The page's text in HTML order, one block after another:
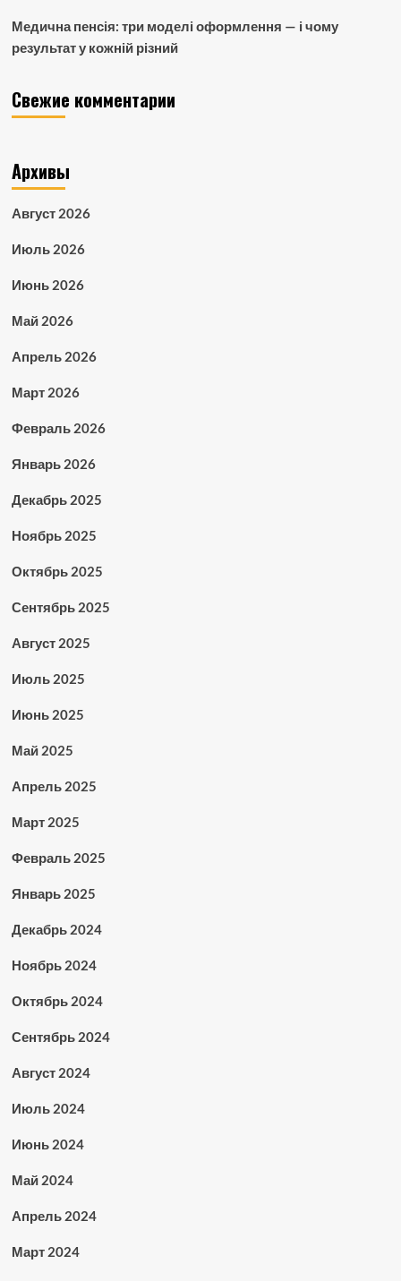
Медична пенсія: три моделі оформлення — і чому
результат у кожній різний
Свежие комментарии
Архивы
Август 2026
Июль 2026
Июнь 2026
Май 2026
Апрель 2026
Март 2026
Февраль 2026
Январь 2026
Декабрь 2025
Ноябрь 2025
Октябрь 2025
Сентябрь 2025
Август 2025
Июль 2025
Июнь 2025
Май 2025
Апрель 2025
Март 2025
Февраль 2025
Январь 2025
Декабрь 2024
Ноябрь 2024
Октябрь 2024
Сентябрь 2024
Август 2024
Июль 2024
Июнь 2024
Май 2024
Апрель 2024
Март 2024